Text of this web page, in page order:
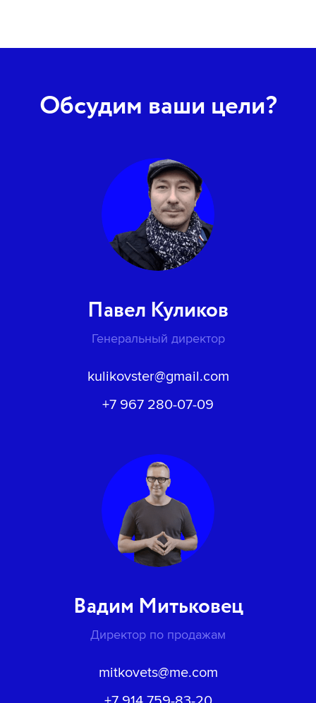
Обсудим ваши цели?
Павел Куликов
Генеральный директор
kulikovster@gmail.com
+7 967 280-07-09
Вадим Митьковец
Директор по продажам
mitkovets@me.com